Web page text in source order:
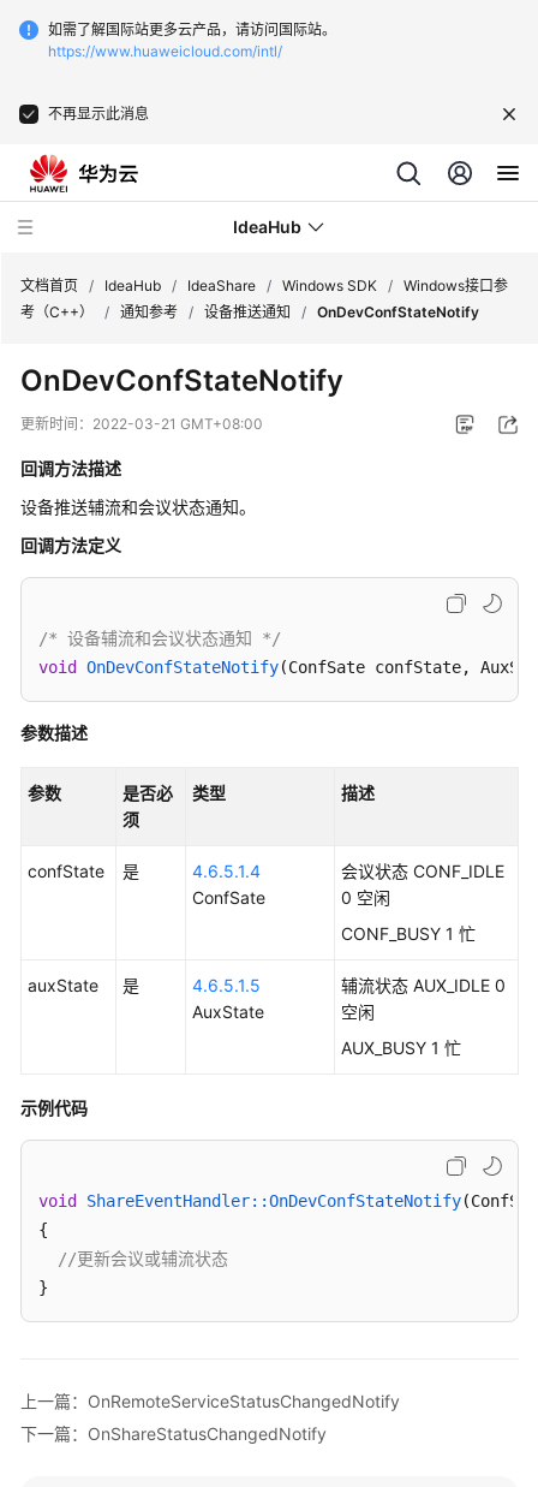
如需了解国际站更多云产品，请访问国际站。
https://www.huaweicloud.com/intl/
不再显示此消息
IdeaHub
品
介
API
参
考
参
Android
SDK
概
速
文档首页 / IdeaHub / IdeaShare / Windows SDK / Windows接口参
考（C++）
/ 通知参考 / 设备推送通知 / OnDevConfStateNotify
OnDevConfStateNotify
更新时间： 2022-03-21 GMT+08:00
回调方法描述
设备推送辅流和会议状态通知。
回调方法定义
/* 设备辅流和会议状态通知 */
void
OnDevConfStateNotify(ConfSate confState,
参数描述
参数
是否必
须
类型 描述
confState 是
4.6.5.1.4
ConfSate
会议状态 CONF_IDLE
0 空闲
CONF_BUSY 1 忙
auxState 是
4.6.5.1.5
AuxState
辅流状态 AUX_IDLE 0
空闲
AUX_BUSY 1 忙
示例代码
void ShareEventHandler::OnDevConfStateNotify
{
//更新会议或辅流状态
}
上一篇：OnRemoteServiceStatusChangedNotify
下一篇：OnShareStatusChangedNotify